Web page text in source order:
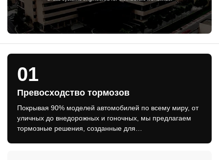
01
Превосходство тормозов
Покрывая 90% моделей автомобилей по всему миру, от
уличных до внедорожных и гоночных, мы предлагаем
тормозные решения, созданные для